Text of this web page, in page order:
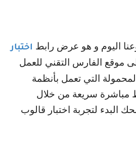
اليوم و هو عرض رابط اختبار
على موقع الفارس التقني للعمل
التي تعمل بأنظمة
مباشرة سريعة من خلال
البدء لتجربة اختبار قالوب